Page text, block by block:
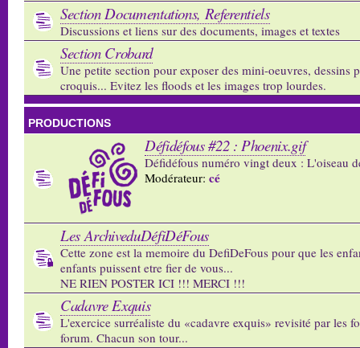
Section Documentations, Referentiels
Discussions et liens sur des documents, images et textes
Section Crobard
Une petite section pour exposer des mini-oeuvres, dessins
croquis... Evitez les floods et les images trop lourdes.
PRODUCTIONS
Défidéfous #22 : Phoenix.gif
Défidéfous numéro vingt deux : L'oiseau
Modérateur: cé
Les ArchiveduDéfiDéFous
Cette zone est la memoire du DefiDeFous pour que les
enfants puissent etre fier de vous...
NE RIEN POSTER ICI !!! MERCI !!!
Cadavre Exquis
L'exercice surréaliste du «cadavre exquis» revisité par les
forum. Chacun son tour...